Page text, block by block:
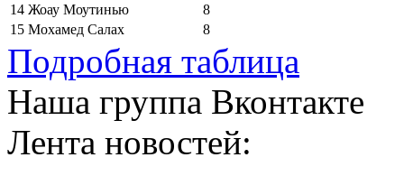
14 Жоау Моутинью
8
15 Мохамед Салах 8
Подробная таблица
Наша группа Вконтакте
Лента новостей: